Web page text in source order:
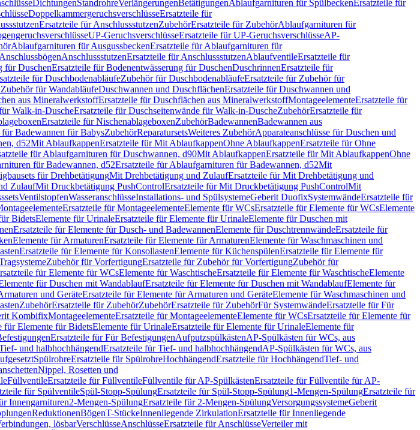
DichtungenStandrohreVerlängerungenBetätigungenAblaufgarnituren für SpülbeckenErsatzteile für
DoppelkammergeruchsverschlüsseErsatzteile für
Ersatzteile für AnschlussstutzenZubehörErsatzteile für ZubehörAblaufgarnituren für
UP-GeruchsverschlüsseErsatzteile für UP-GeruchsverschlüsseAP-
Ablaufgarnituren für AusgussbeckenErsatzteile für Ablaufgarnituren für
AnschlussstutzenErsatzteile für AnschlussstutzenAblaufventileErsatzteile für
für DuschenErsatzteile für Bodenentwässerung für DuschenDuschrinnenErsatzteile für
für DuschbodenabläufeZubehör für DuschbodenabläufeErsatzteile für Zubehör für
für WandabläufeDuschwannen und DuschflächenErsatzteile für Duschwannen und
aus MineralwerkstoffErsatzteile für Duschflächen aus MineralwerkstoffMontageelementeErsatzteile für
Walk-in-DuscheErsatzteile für Duschseitenwände für Walk-in-DuscheZubehörErsatzteile für
Ersatzteile für NischenablageboxenZubehörBadewannenBadewannen aus
für Badewannen für BabysZubehörReparatursetsWeiteres ZubehörApparateanschlüsse für Duschen und
d52Mit AblaufkappenErsatzteile für Mit AblaufkappenOhne AblaufkappenErsatzteile für Ohne
für Ablaufgarnituren für Duschwannen, d90Mit AblaufkappenErsatzteile für Mit AblaufkappenOhne
für Badewannen, d52Ersatzteile für Ablaufgarnituren für Badewannen, d52Mit
für DrehbetätigungMit Drehbetätigung und ZulaufErsatzteile für Mit Drehbetätigung und
ZulaufMit Druckbetätigung PushControlErsatzteile für Mit Druckbetätigung PushControlMit
VentilstopfenWasseranschlüsseInstallations- und SpülsystemeGeberit DuofixSystemwändeErsatzteile für
Ersatzteile für MontageelementeElemente für WCsErsatzteile für Elemente für WCsElemente
BidetsElemente für UrinaleErsatzteile für Elemente für UrinaleElemente für Duschen mit
Ersatzteile für Elemente für Dusch- und BadewannenElemente für DuschtrennwändeErsatzteile für
Elemente für ArmaturenErsatzteile für Elemente für ArmaturenElemente für Waschmaschinen und
Ersatzteile für Elemente für KonsollastenElemente für KüchenspülenErsatzteile für Elemente für
Zubehör für VorfertigungErsatzteile für Zubehör für VorfertigungZubehör für
für Elemente für WCsElemente für WaschtischeErsatzteile für Elemente für WaschtischeElemente
für Duschen mit WandablaufErsatzteile für Elemente für Duschen mit WandablaufElemente für
und GeräteErsatzteile für Elemente für Armaturen und GeräteElemente für Waschmaschinen und
ZubehörErsatzteile für ZubehörZubehörErsatzteile für ZubehörFür SystemwändeErsatzteile für Für
KombifixMontageelementeErsatzteile für MontageelementeElemente für WCsErsatzteile für Elemente für
für Elemente für BidetsElemente für UrinaleErsatzteile für Elemente für UrinaleElemente für
Ersatzteile für Für BefestigungenAufputzspülkästenAP-Spülkästen für WCs, aus
und halbhochhängendErsatzteile für Tief- und halbhochhängendAP-Spülkästen für WCs, aus
SpülrohreErsatzteile für SpülrohreHochhängendErsatzteile für HochhängendTief- und
Nippel, Rosetten und
FüllventileErsatzteile für FüllventileFüllventile für AP-SpülkästenErsatzteile für Füllventile für AP-
für SpülventileSpül-Stopp-SpülungErsatzteile für Spül-Stopp-Spülung1-Mengen-SpülungErsatzteile für
Innengarnituren2-Mengen-SpülungErsatzteile für 2-Mengen-SpülungVersorgungssystemeGeberit
ReduktionenBögenT-StückeInnenliegende ZirkulationErsatzteile für Innenliegende
lösbarVerschlüsseAnschlüsseErsatzteile für AnschlüsseVerteiler mit